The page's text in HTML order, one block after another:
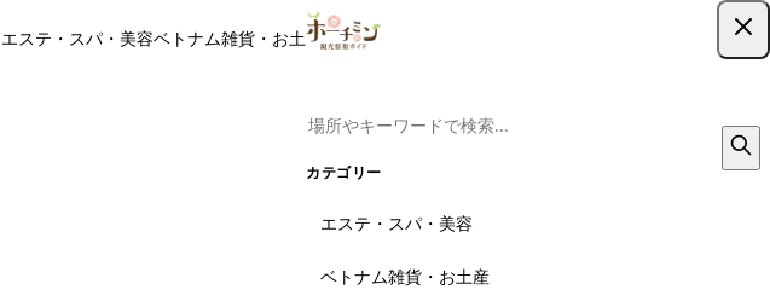
エステ・スパ・美容ベトナム雑貨・お土産レストラン
カテゴリー
エステ・スパ・美容
ベトナム雑貨・お土産